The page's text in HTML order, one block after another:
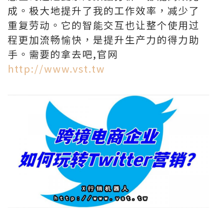
成。极大地提升了我的工作效率，减少了
重复劳动。它的智能交互也让整个使用过
程更加流畅愉快，是提升生产力的得力助
手。需要的拿去吧,官网
http://www.vst.tw